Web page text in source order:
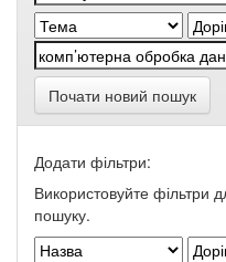
Почати новий пошук
Додати фільтри:
Використовуйте фільтри
пошуку.